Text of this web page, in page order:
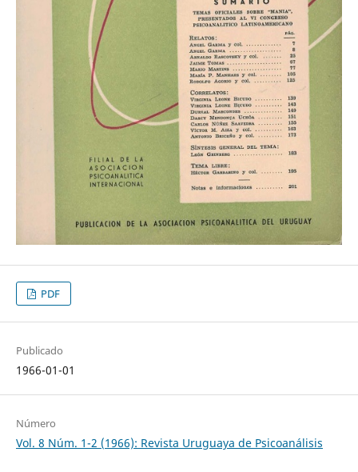
PDF
Publicado
1966-01-01
Número
Vol. 8 Núm. 1-2 (1966): Revista Uruguaya de Psicoanálisis